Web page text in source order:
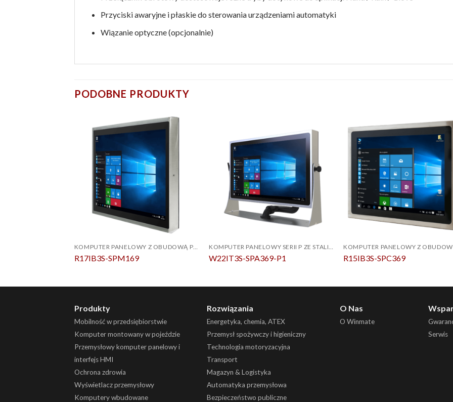
Przyciski awaryjne i płaskie do sterowania urządzeniami automatyki
Wiązanie optyczne (opcjonalnie)
PODOBNE PRODUKTY
KOMPUTER PANELOWY Z OBUDOWĄ PCAP ZE STALI NIERDZEWNEJ IP69K
R17IB3S-SPM169
KOMPUTER PANELOWY SERII P ZE STALI NIERDZEWNEJ IP69K
W22IT3S-SPA369-P1 R15IB3S-SPC369
Produkty
Mobilność w przedsiębiorstwie
Komputer montowany w pojeździe
Przemysłowy komputer panelowy i
interfejs HMI
Ochrona zdrowia
Wyświetlacz przemysłowy
Komputery wbudowane
Rozwiązania
Energetyka, chemia, ATEX
Przemysł spożywczy i higieniczny
Technologia motoryzacyjna
Transport
Magazyn & Logistyka
Automatyka przemysłowa
Bezpieczeństwo publiczne
O Nas
O Winmate
Serwis